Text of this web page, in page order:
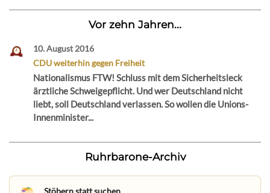
Vor zehn Jahren...
10. August 2016
CDU weiterhin gegen Freiheit
Nationalismus FTW! Schluss mit dem Sicherheitsleck
ärztliche Schweigepflicht. Und wer Deutschland nicht
liebt, soll Deutschland verlassen. So wollen die Unions-
Innenminister...
Ruhrbarone-Archiv
Stöbern statt suchen